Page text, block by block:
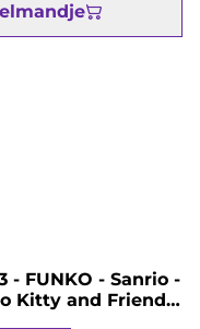
- FUNKO - Sanrio -
Kitty and Friends